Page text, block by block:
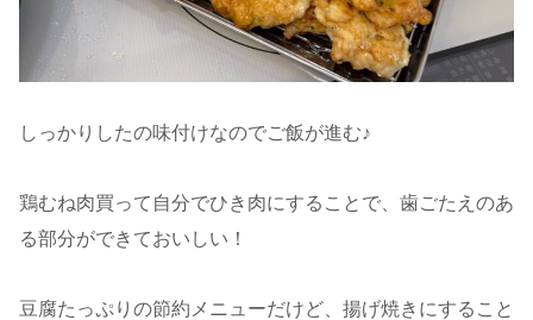
しっかりしたの味付けなのでご飯が進む♪
鶏むね肉買って自分でひき肉にすることで、歯ごたえのあ
る部分ができておいしい！
豆腐たっぷりの節約メニューだけど、揚げ焼きにすること